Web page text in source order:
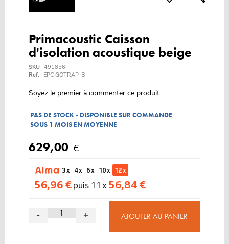
Primacoustic Caisson
d'isolation acoustique beige
SKU 491856
Ref.
EPC GOTRAP-B
Soyez le premier à commenter ce produit
PAS DE STOCK - DISPONIBLE SUR COMMANDE
SOUS 1 MOIS EN MOYENNE
629,00 €
3 x 4 x 6 x 10 x 12 x
56,96 €puis 11 x56,84 €
- + AJOUTER AU PANIER